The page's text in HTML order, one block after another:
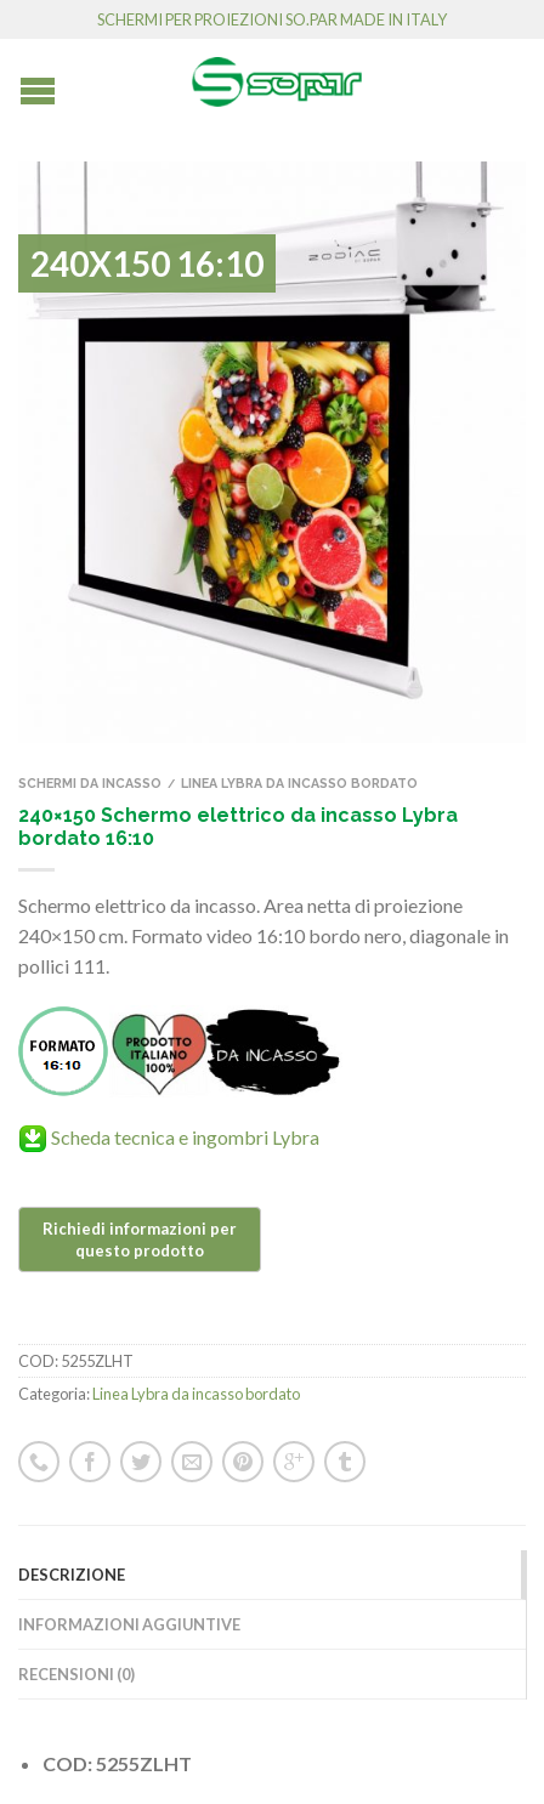
SCHERMI PER PROIEZIONI SO.PAR MADE IN ITALY
240X150 16:10
SCHERMI DA INCASSO / LINEA LYBRA DA INCASSO BORDATO
240×150 Schermo elettrico da incasso Lybra
bordato 16:10
Schermo elettrico da incasso. Area netta di proiezione
240×150 cm. Formato video 16:10 bordo nero, diagonale in
pollici 111.
Scheda tecnica e ingombri Lybra
COD:5255ZLHT
Categoria:Linea Lybra da incasso bordato
DESCRIZIONE
INFORMAZIONI AGGIUNTIVE
RECENSIONI (0)
COD: 5255ZLHT